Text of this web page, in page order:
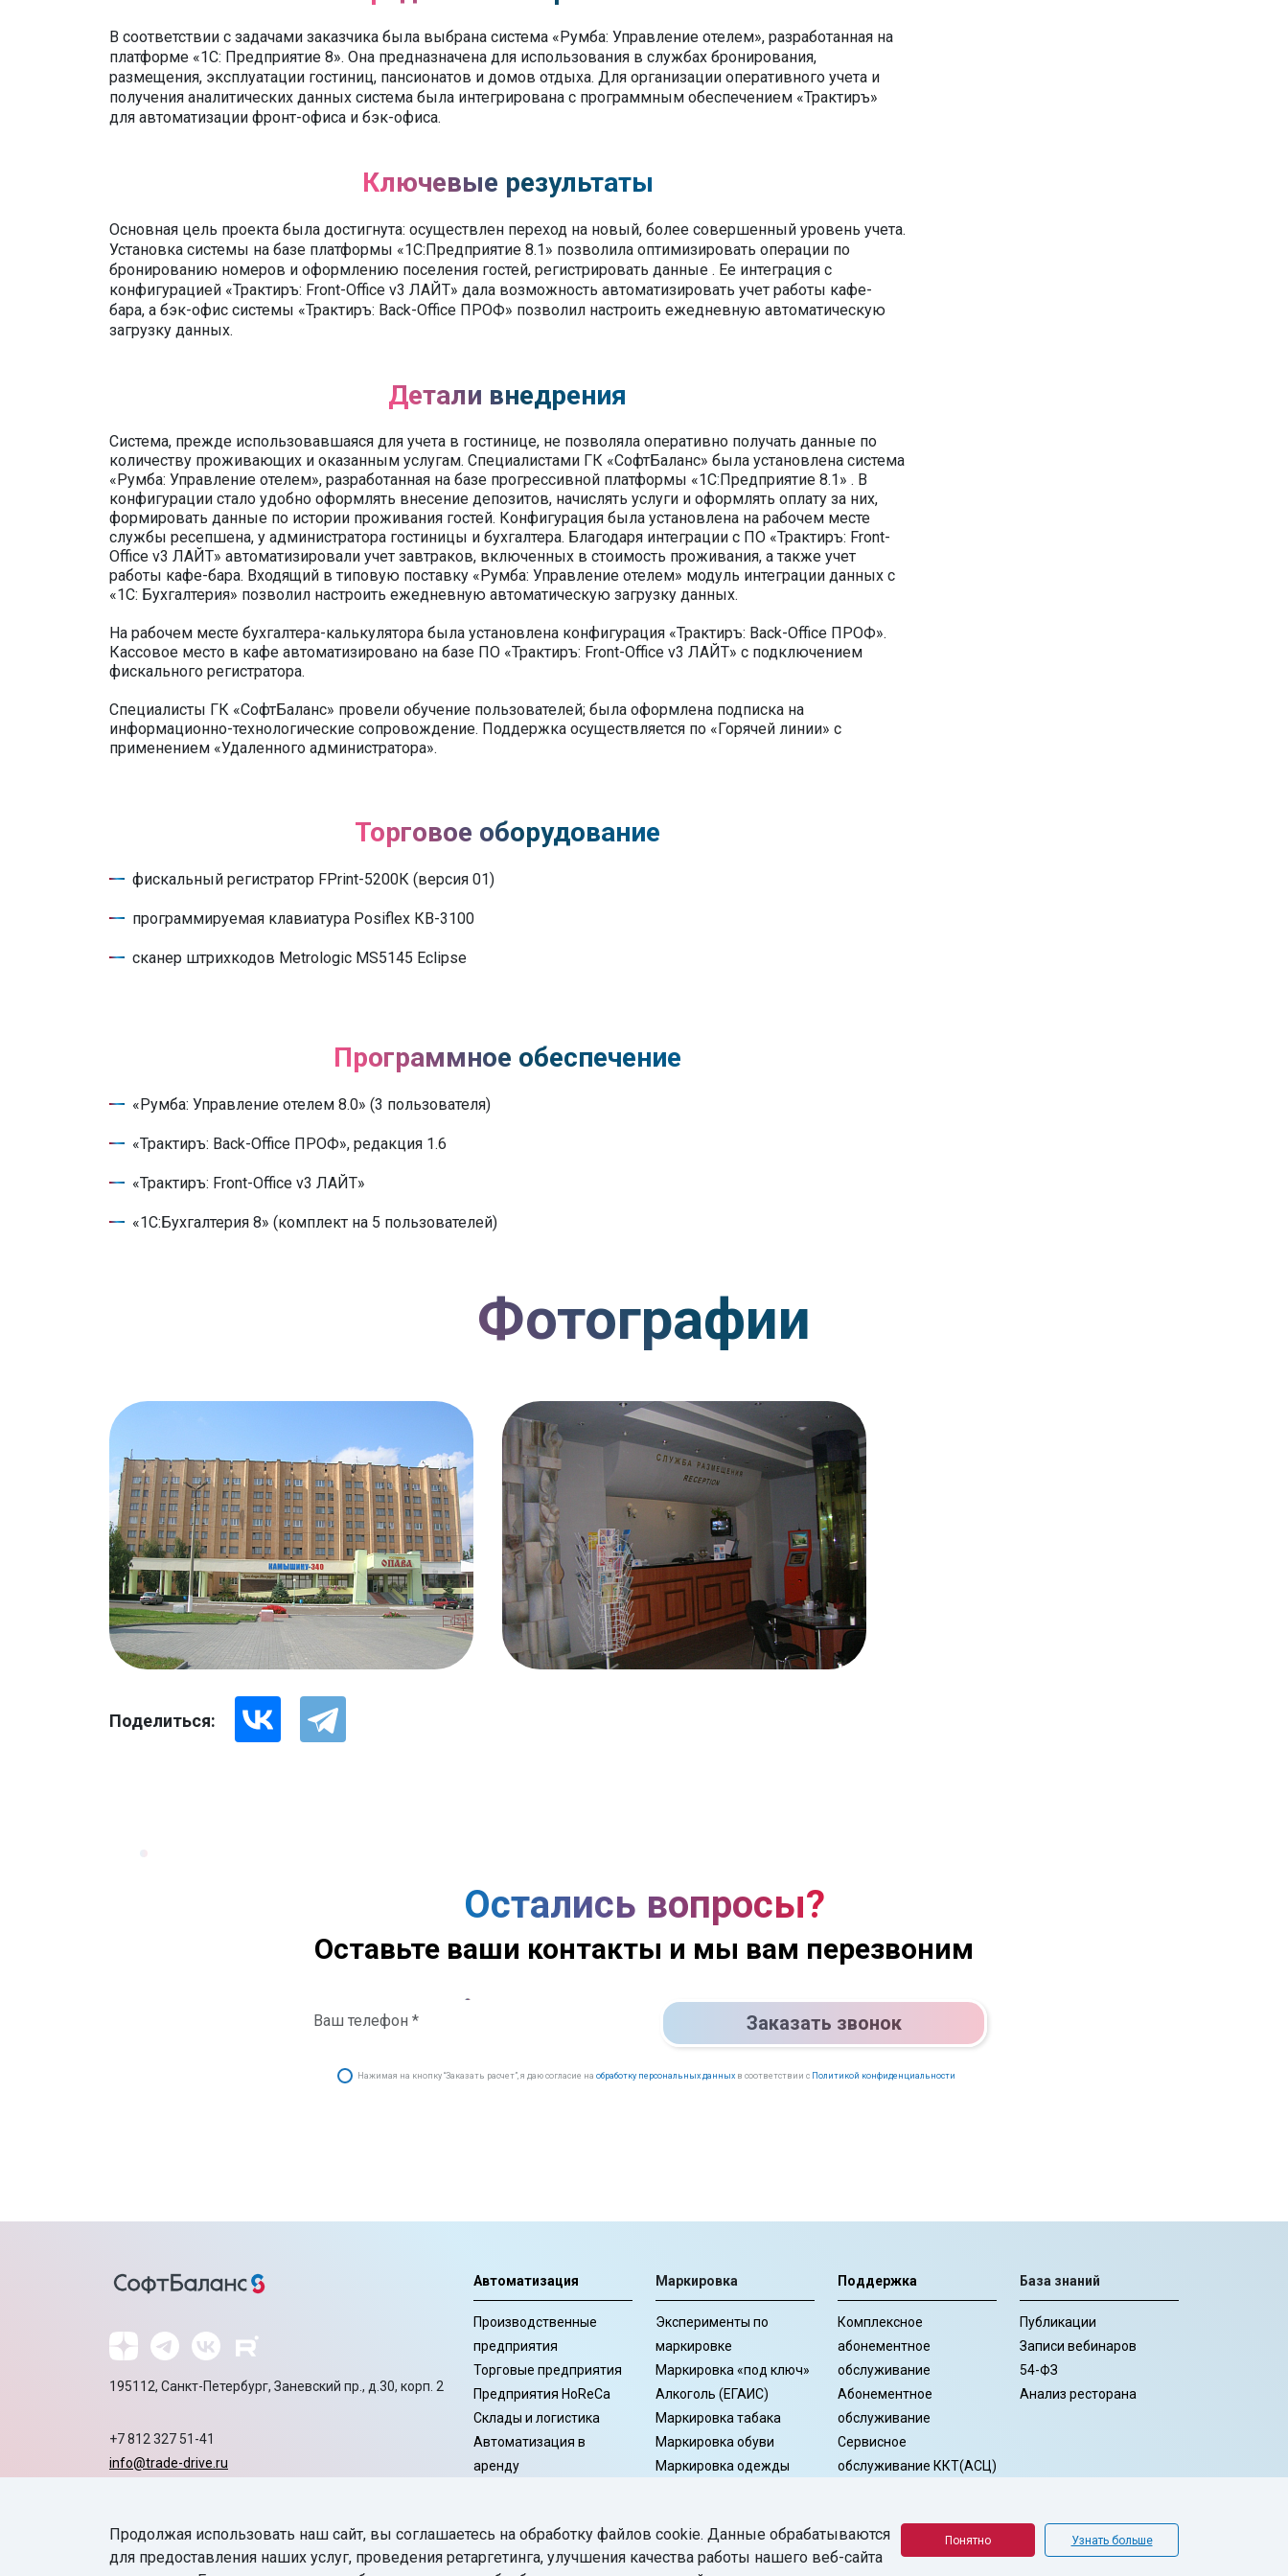
В соответствии с задачами заказчика была выбрана система «Румба: Управление отелем», разработанная на
платформе «1С: Предприятие 8». Она предназначена для использования в службах бронирования,
размещения, эксплуатации гостиниц, пансионатов и домов отдыха. Для организации оперативного учета и
получения аналитических данных система была интегрирована с программным обеспечением «Трактиръ»
для автоматизации фронт-офиса и бэк-офиса.
Ключевые результаты
Основная цель проекта была достигнута: осуществлен переход на новый, более совершенный уровень учета.
Установка системы на базе платформы «1С:Предприятие 8.1» позволила оптимизировать операции по
бронированию номеров и оформлению поселения гостей, регистрировать данные . Ее интеграция с
конфигурацией «Трактиръ: Front-Office v3 ЛАЙТ» дала возможность автоматизировать учет работы кафе-
бара, а бэк-офис системы «Трактиръ: Back-Office ПРОФ» позволил настроить ежедневную автоматическую
загрузку данных.
Детали внедрения
Система, прежде использовавшаяся для учета в гостинице, не позволяла оперативно получать данные по
количеству проживающих и оказанным услугам. Специалистами ГК «СофтБаланс» была установлена система
«Румба: Управление отелем», разработанная на базе прогрессивной платформы «1С:Предприятие 8.1» . В
конфигурации стало удобно оформлять внесение депозитов, начислять услуги и оформлять оплату за них,
формировать данные по истории проживания гостей. Конфигурация была установлена на рабочем месте
службы ресепшена, у администратора гостиницы и бухгалтера. Благодаря интеграции с ПО «Трактиръ: Front-
Office v3 ЛАЙТ» автоматизировали учет завтраков, включенных в стоимость проживания, а также учет
работы кафе-бара. Входящий в типовую поставку «Румба: Управление отелем» модуль интеграции данных с
«1С: Бухгалтерия» позволил настроить ежедневную автоматическую загрузку данных.
На рабочем месте бухгалтера-калькулятора была установлена конфигурация «Трактиръ: Back-Office ПРОФ».
Кассовое место в кафе автоматизировано на базе ПО «Трактиръ: Front-Office v3 ЛАЙТ» с подключением
фискального регистратора.
Специалисты ГК «СофтБаланс» провели обучение пользователей; была оформлена подписка на
информационно-технологические сопровождение. Поддержка осуществляется по «Горячей линии» с
применением «Удаленного администратора».
Торговое оборудование
фискальный регистратор FPrint-5200К (версия 01)
программируемая клавиатура Posiflex КВ-3100
сканер штрихкодов Metrologic MS5145 Eclipse
Программное обеспечение
«Румба: Управление отелем 8.0» (3 пользователя)
«Трактиръ: Back-Office ПРОФ», редакция 1.6
«Трактиръ: Front-Office v3 ЛАЙТ»
«1С:Бухгалтерия 8» (комплект на 5 пользователей)
Фотографии
Поделиться:
Остались вопросы?
Оставьте ваши контакты и мы вам перезвоним
Заказать звонок
Нажимая на кнопку “Заказать расчет”, я даю согласие на обработку персональных данных в соответствии с Политикой конфиденциальности
195112, Санкт-Петербург, Заневский пр., д.30, корп. 2
+7 812 327 51-41
info@trade-drive.ru
Автоматизация
Производственные
предприятия
Торговые предприятия
Предприятия HoReCa
Склады и логистика
Автоматизация в
аренду
Маркировка
Эксперименты по
маркировке
Маркировка «под ключ»
Алкоголь (ЕГАИС)
Маркировка табака
Маркировка обуви
Маркировка одежды
Поддержка
Комплексное
абонементное
обслуживание
Абонементное
обслуживание
Сервисное
обслуживание ККТ(АСЦ)
Сервис-центр
Горячая линия
База знаний
Публикации
Записи вебинаров
54-ФЗ
Анализ ресторана
Продолжая использовать наш сайт, вы соглашаетесь на обработку файлов cookie. Данные обрабатываются
для предоставления наших услуг, проведения ретаргетинга, улучшения качества работы нашего веб-сайта
Понятно Узнать больше